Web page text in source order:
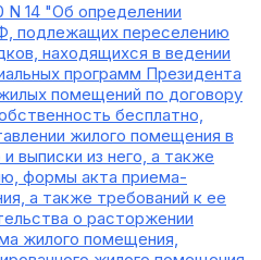
14 "Об определении
подлежащих переселению
находящихся в ведении
программ Президента
помещений по договору
бесплатно,
жилого помещения в
выписки из него, а также
формы акта приема-
а также требований к ее
о расторжении
жилого помещения,